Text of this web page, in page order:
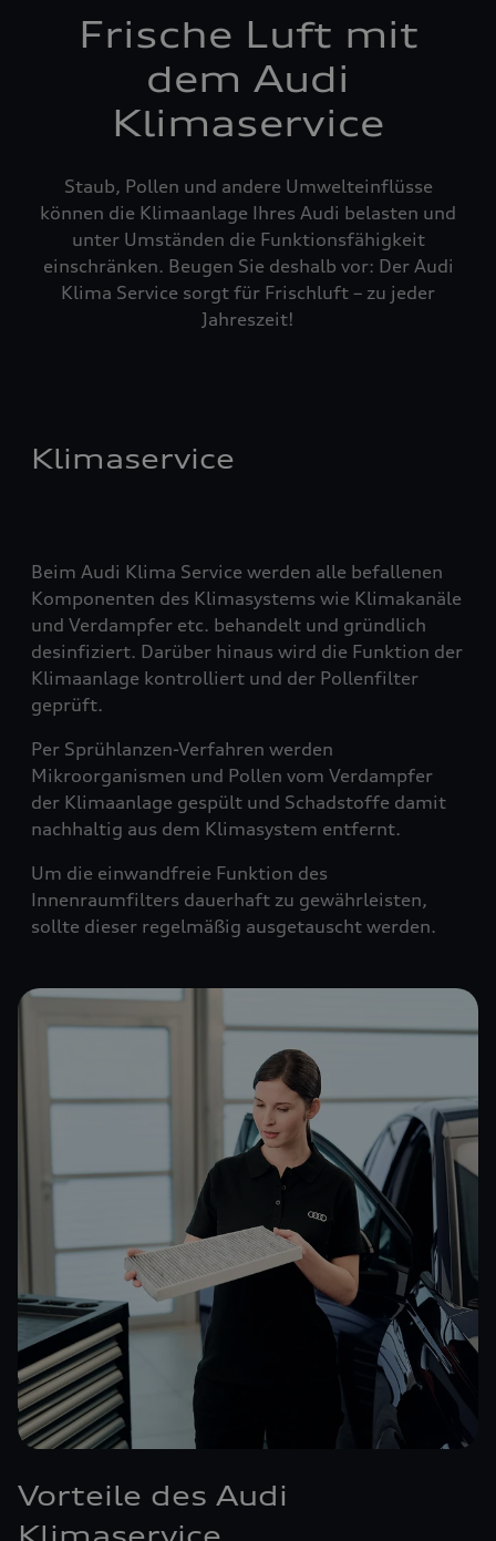
Frische Luft mit
dem Audi
Klimaservice
Staub, Pollen und andere Umwelteinflüsse
können die Klimaanlage Ihres Audi belasten und
unter Umständen die Funktionsfähigkeit
einschränken. Beugen Sie deshalb vor: Der Audi
Klima Service sorgt für Frischluft – zu jeder
Jahreszeit!
Klimaservice
Beim Audi Klima Service werden alle befallenen
Komponenten des Klimasystems wie Klimakanäle
und Verdampfer etc. behandelt und gründlich
desinfiziert. Darüber hinaus wird die Funktion der
Klimaanlage kontrolliert und der Pollenfilter
geprüft.
Per Sprühlanzen-Verfahren werden
Mikroorganismen und Pollen vom Verdampfer
der Klimaanlage gespült und Schadstoffe damit
nachhaltig aus dem Klimasystem entfernt.
Um die einwandfreie Funktion des
Innenraumfilters dauerhaft zu gewährleisten,
sollte dieser regelmäßig ausgetauscht werden.
Vorteile des Audi